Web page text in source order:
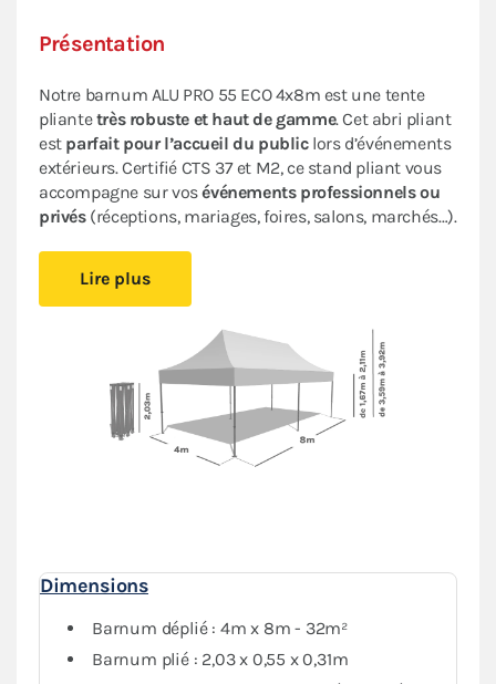
Présentation
Notre barnum ALU PRO 55 ECO 4x8m est une tente
pliantetrès robuste et haut de gamme. Cet abri pliant
estparfait pour l’accueil du publiclors d’événements
extérieurs.Certifié CTS 37 et M2, ce stand pliant vous
accompagne sur vosévénements professionnels ou
privés (réceptions, mariages, foires, salons, marchés…).
installer rapidement sans avoir besoin d’outil. Cette
tonnelle pliante très performante offre une
esthétique professionnelle
. Les
matériaux de qualité supérieure utilisés
garantissent la longévitéde votre tente pliante.
Sa bâche en PVC épais de 580 g/m² est
résistante et imperméableque celles des
Le pack de bâches latérales assorti (4 murs pleins et 2
murs avec porte) en polyester enduction PVC 380g/m²
garantit uneprotection optimalecontre les
intempéries. Vous pourrez fermer complètement votre
abri si besoin.
Lire plus
Dimensions
Barnum déplié : 4m x 8m - 32m²
Barnum plié : 2,03 x 0,55 x 0,31m